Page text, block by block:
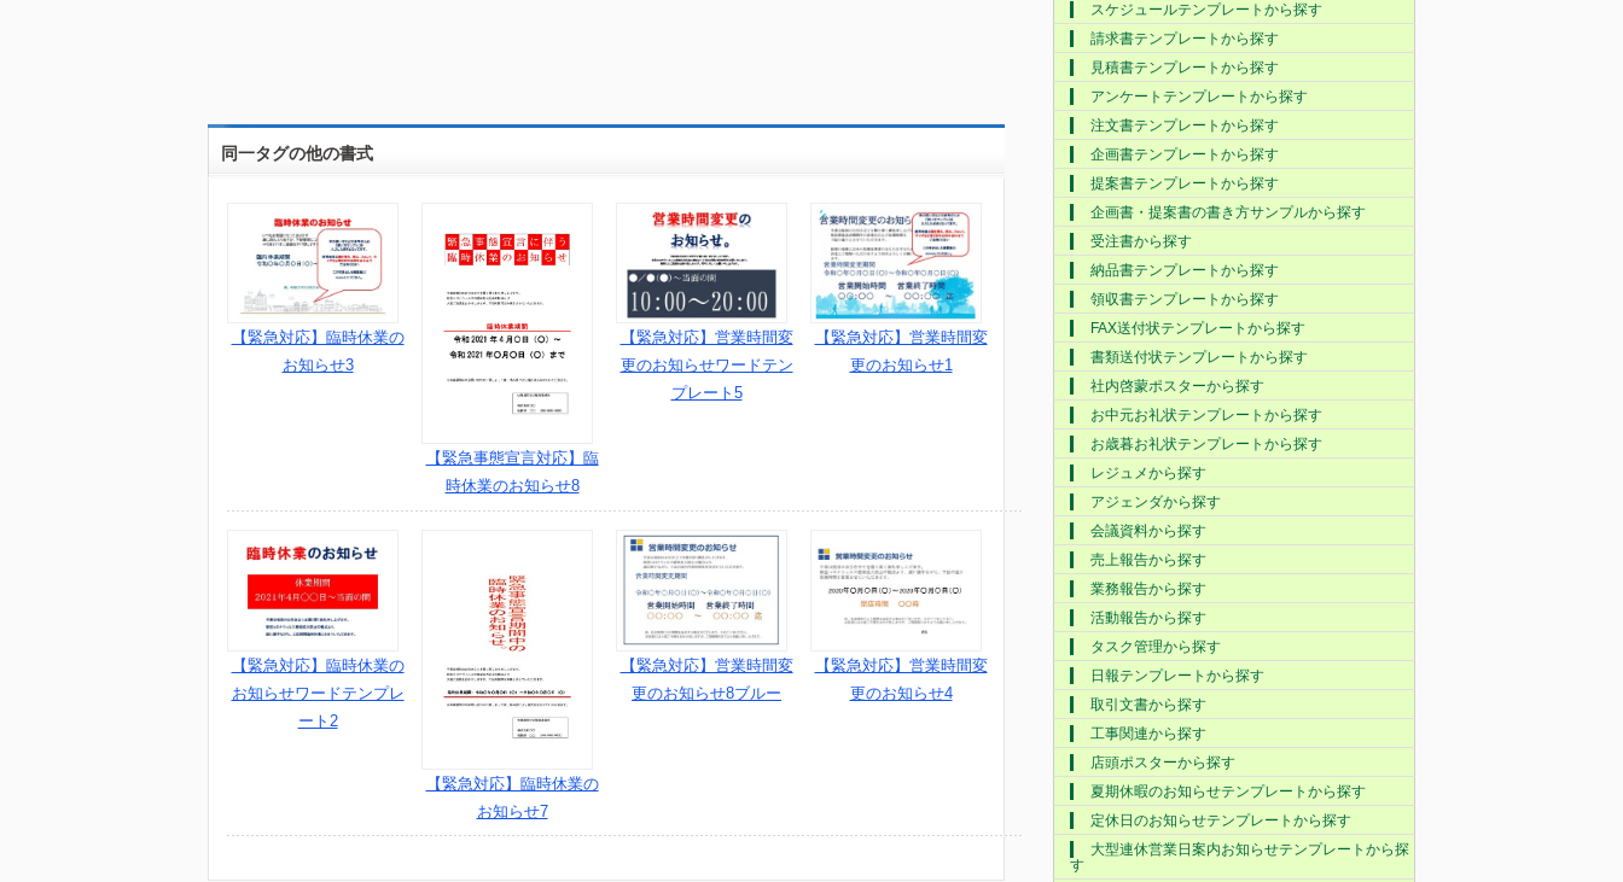
同一タグの他の書式
【緊急対応】臨時休業の
お知らせ3
【緊急事態宣言対応】臨
時休業のお知らせ8
【緊急対応】営業時間変
更のお知らせワードテン
プレート5
【緊急対応】営業時間変
更のお知らせ1
【緊急対応】臨時休業の
お知らせワードテンプレ
ート2
【緊急対応】臨時休業の
お知らせ7
【緊急対応】営業時間変
更のお知らせ8ブルー
【緊急対応】営業時間変
更のお知らせ4
スケジュールテンプレートから探す
請求書テンプレートから探す
見積書テンプレートから探す
アンケートテンプレートから探す
注文書テンプレートから探す
企画書テンプレートから探す
提案書テンプレートから探す
企画書・提案書の書き方サンプルから探す
受注書から探す
納品書テンプレートから探す
領収書テンプレートから探す
FAX送付状テンプレートから探す
書類送付状テンプレートから探す
社内啓蒙ポスターから探す
お中元お礼状テンプレートから探す
お歳暮お礼状テンプレートから探す
レジュメから探す
アジェンダから探す
会議資料から探す
売上報告から探す
業務報告から探す
活動報告から探す
タスク管理から探す
日報テンプレートから探す
取引文書から探す
工事関連から探す
店頭ポスターから探す
夏期休暇のお知らせテンプレートから探す
定休日のお知らせテンプレートから探す
大型連休営業日案内お知らせテンプレートから探
す